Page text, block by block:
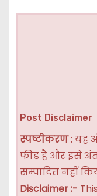
Post Disclaimer
स्पष्टीकरण :यह
फीड है और इसे
सम्पादित नहीं
Disclaimer :-